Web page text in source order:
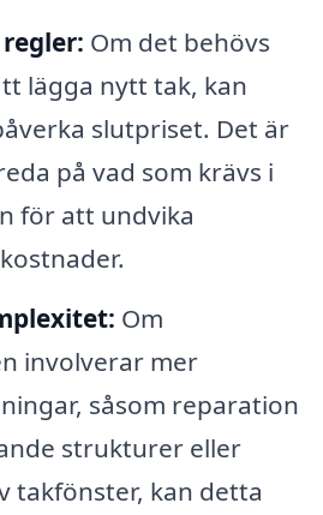
Om det behövs
lägga nytt tak, kan
slutpriset. Det är
på vad som krävs i
för att undvika
Om
involverar mer
såsom reparation
strukturer eller
takfönster, kan detta